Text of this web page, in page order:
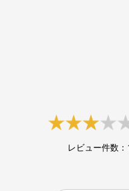
レビュー件数：